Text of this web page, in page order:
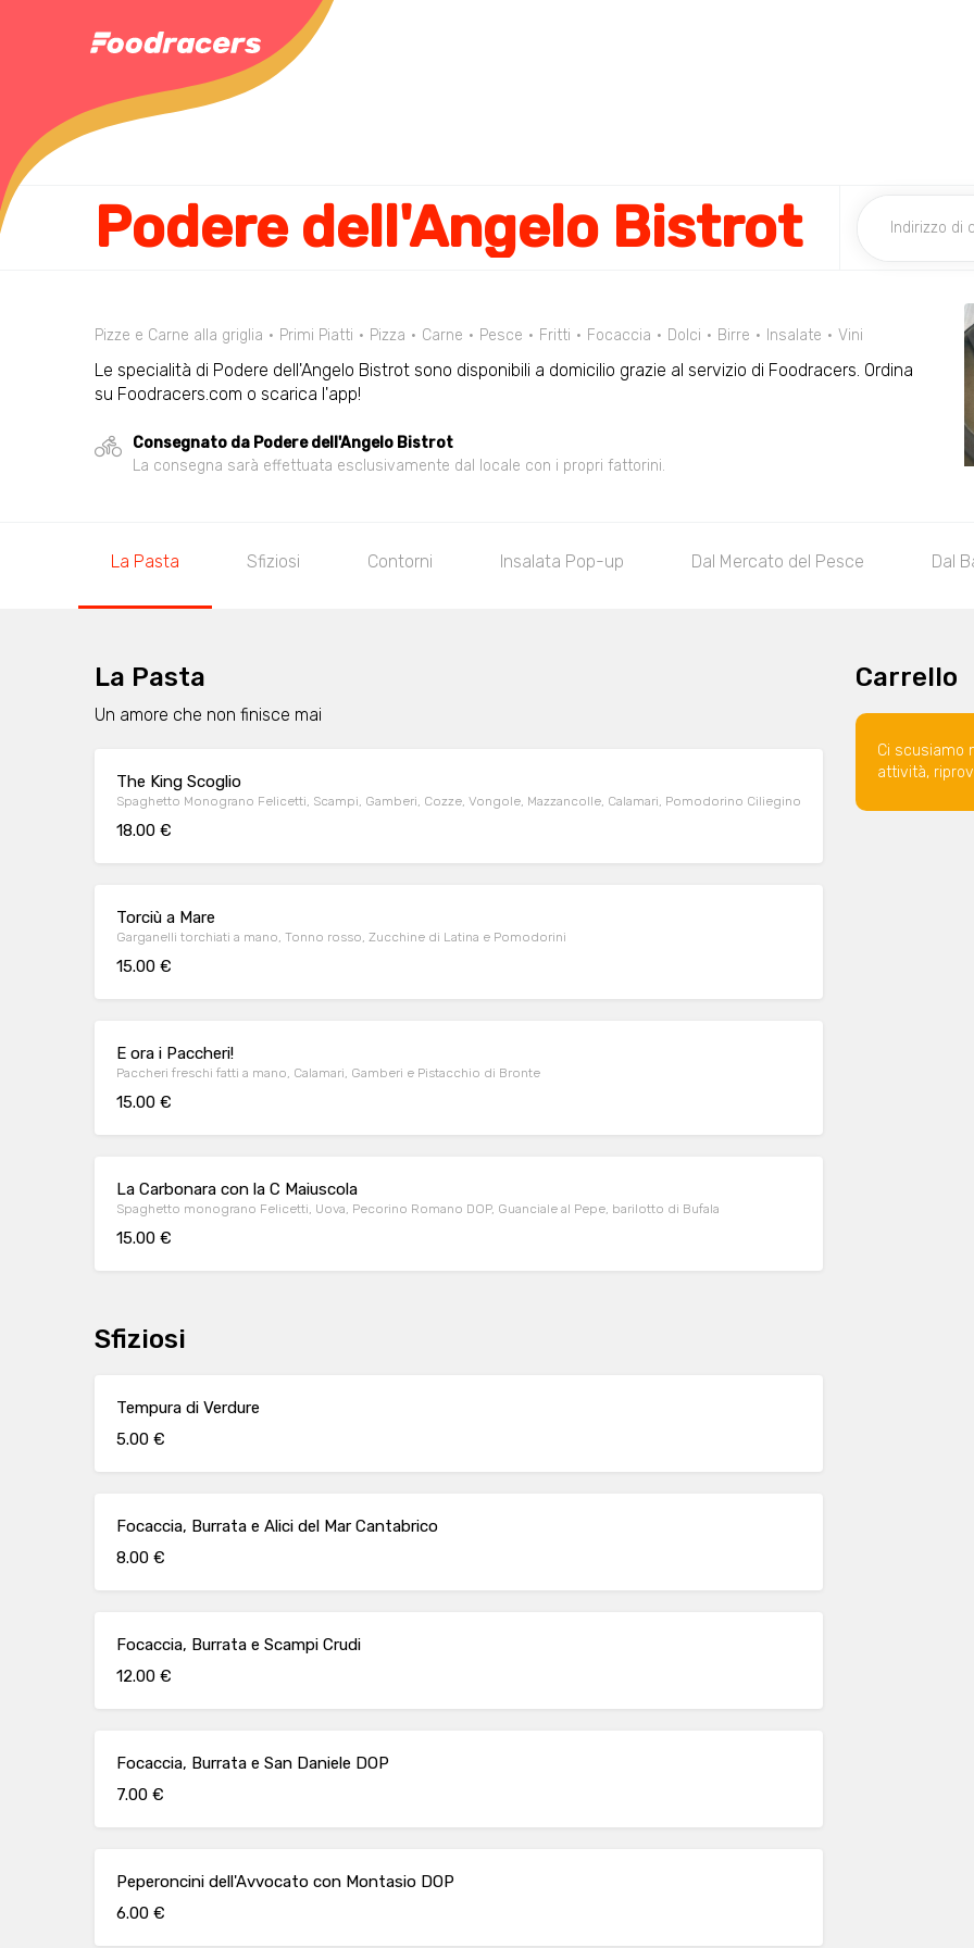
Podere dell'Angelo Bistrot
Pizze e Carne alla griglia Primi Piatti Pizza Carne Pesce Fritti Focaccia Dolci Birre Insalate Vini
Le specialità di Podere dell'Angelo Bistrot sono disponibili a domicilio grazie al servizio di Foodracers. Ordina
su Foodracers.com o scarica l'app!
Consegnato da Podere dell'Angelo Bistrot
La consegna sarà effettuata esclusivamente dal locale con i propri fattorini.
La Pasta Sfiziosi Contorni Insalata Pop-up Dal Mercato del Pesce Dal
La Pasta
Un amore che non finisce mai
The King Scoglio
Spaghetto Monograno Felicetti, Scampi, Gamberi, Cozze, Vongole, Mazzancolle, Calamari, Pomodorino Ciliegino
18.00 €
Torciù a Mare
Garganelli torchiati a mano, Tonno rosso, Zucchine di Latina e Pomodorini
15.00 €
E ora i Paccheri!
Paccheri freschi fatti a mano, Calamari, Gamberi e Pistacchio di Bronte
15.00 €
La Carbonara con la C Maiuscola
Spaghetto monograno Felicetti, Uova, Pecorino Romano DOP, Guanciale al Pepe, barilotto di Bufala
15.00 €
Sfiziosi
Tempura di Verdure
5.00 €
Focaccia, Burrata e Alici del Mar Cantabrico
8.00 €
Focaccia, Burrata e Scampi Crudi
12.00 €
Focaccia, Burrata e San Daniele DOP
7.00 €
Peperoncini dell'Avvocato con Montasio DOP
6.00 €
Carrello
Ci scusiamo
attività,